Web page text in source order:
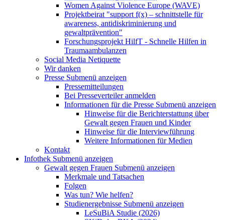
Women Against Violence Europe (WAVE)
Projektbeirat "support f(x) – schnittstelle für
awareness, antidiskriminierung und
gewaltprävention"
Forschungsprojekt HilfT - Schnelle Hilfen in
Traumaambulanzen
Social Media Netiquette
Wir danken
Presse Submenü anzeigen
Pressemitteilungen
Bei Presseverteiler anmelden
Informationen für die Presse Submenü anzeigen
Hinweise für die Berichterstattung über
Gewalt gegen Frauen und Kinder
Hinweise für die Interviewführung
Weitere Informationen für Medien
Kontakt
Infothek Submenü anzeigen
Gewalt gegen Frauen Submenü anzeigen
Merkmale und Tatsachen
Folgen
Was tun? Wie helfen?
Studienergebnisse Submenü anzeigen
LeSuBiA Studie (2026)